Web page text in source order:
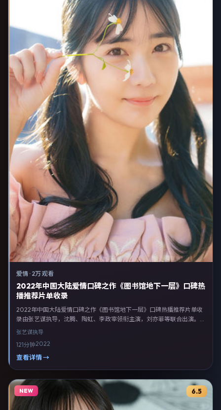
爱情 · 2万 观看
2022年中国大陆爱情口碑之作《图书馆地下一层》口碑热
播推荐片单收录
2022年中国大陆爱情口碑之作《图书馆地下一层》口碑热播推荐片单收
录由张艺谋执导，沈腾、陶虹、李政宰领衔主演，刘亦菲等联合出演。剧
情以爱情类型为主线，融合中国大陆本土叙事与人物弧光，适合检索「爱
陆首映礼举办，全国多城路演与线上观影同步开启。影片在节奏、摄影与
配乐上强调沉浸体验，可作为片单推荐、影评长文与专题策划的引用素
张艺谋执导
121分钟2022
查看详情 →
NEW 6.5